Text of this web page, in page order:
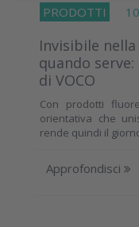
PRODOTTI 10
Invisibile
quando
di VOCO
Con prodotti
orientativa che
rende quindi il
Approfondisci